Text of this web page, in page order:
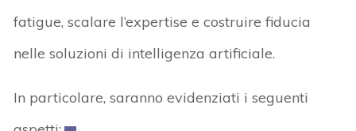
fatigue, scalare l’expertise e costruire fiducia
nelle soluzioni di intelligenza artificiale.
In particolare, saranno evidenziati i seguenti